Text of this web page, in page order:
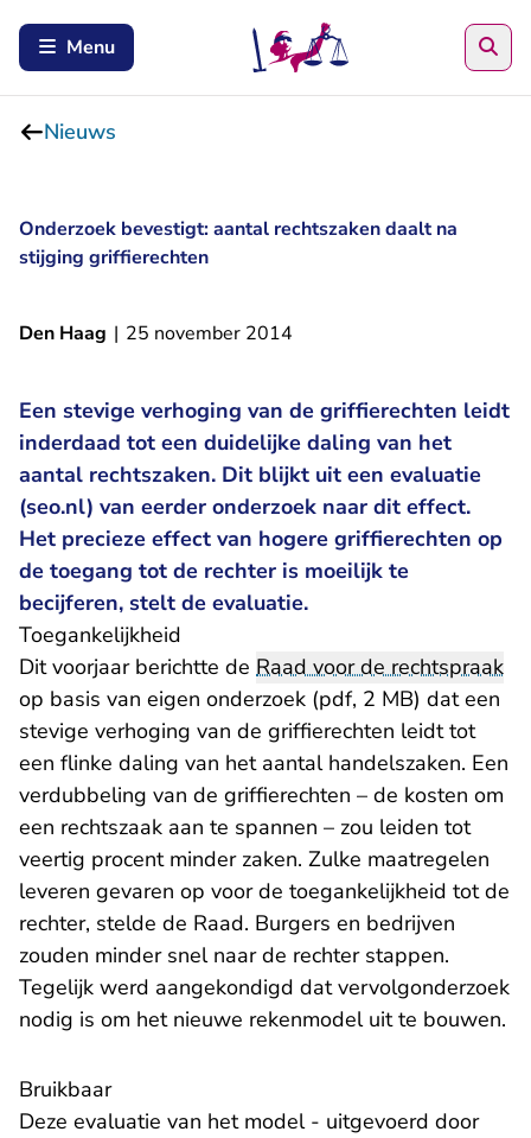
Menu
Nieuws
Onderzoek bevestigt: aantal rechtszaken daalt na
stijging griffierechten
Den Haag | 25 november 2014
Een stevige verhoging van de griffierechten leidt
inderdaad tot een duidelijke daling van het
aantal rechtszaken. Dit blijkt uit een evaluatie
(seo.nl) van eerder onderzoek naar dit effect.
Het precieze effect van hogere griffierechten op
de toegang tot de rechter is moeilijk te
becijferen, stelt de evaluatie.
Toegankelijkheid
Dit voorjaar berichtte de Raad voor de rechtspraak
op basis van eigen onderzoek (pdf, 2 MB) dat een
stevige verhoging van de griffierechten leidt tot
een flinke daling van het aantal handelszaken. Een
verdubbeling van de griffierechten – de kosten om
een rechtszaak aan te spannen – zou leiden tot
veertig procent minder zaken. Zulke maatregelen
leveren gevaren op voor de toegankelijkheid tot de
rechter, stelde de Raad. Burgers en bedrijven
zouden minder snel naar de rechter stappen.
Tegelijk werd aangekondigd dat vervolgonderzoek
nodig is om het nieuwe rekenmodel uit te bouwen.
Bruikbaar
Deze evaluatie van het model - uitgevoerd door